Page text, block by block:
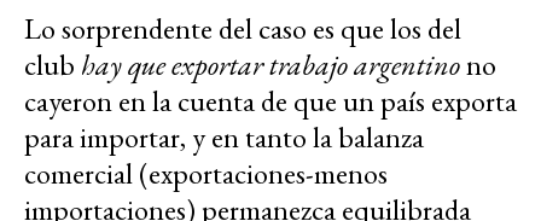
Lo sorprendente del caso es que los del
club hay que exportar trabajo argentinono
cayeron en la cuenta de que un país exporta
para importar, y en tanto la balanza
comercial (exportaciones-menos
importaciones) permanezca equilibrada